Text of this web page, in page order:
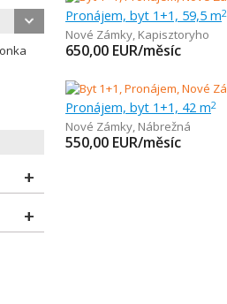
Pronájem, byt 1+1, 59,5 m2
Nové Zámky, Kapisztoryho
650,00 EUR/měsíc
Pronájem, byt 1+1, 42 m2
Nové Zámky, Nábrežná
550,00 EUR/měsíc